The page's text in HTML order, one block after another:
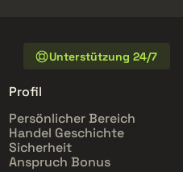
Unterstützung 24/7
Profil
Persönlicher Bereich
Handel Geschichte
Sicherheit
Anspruch Bonus